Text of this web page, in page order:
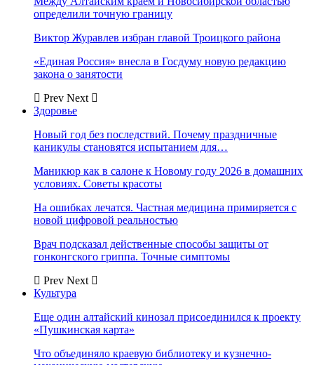
определили точную границу
Виктор Журавлев избран главой Троицкого района
«Единая Россия» внесла в Госдуму новую редакцию
закона о занятости
Prev Next
Здоровье
Новый год без последствий. Почему праздничные
каникулы становятся испытанием для…
Маникюр как в салоне к Новому году 2026 в домашних
условиях. Советы красоты
На ошибках лечатся. Частная медицина примиряется с
новой цифровой реальностью
Врач подсказал действенные способы защиты от
гонконгского гриппа. Точные симптомы
Prev Next
Культура
Еще один алтайский кинозал присоединился к проекту
«Пушкинская карта»
Что объединяло краевую библиотеку и кузнечно-